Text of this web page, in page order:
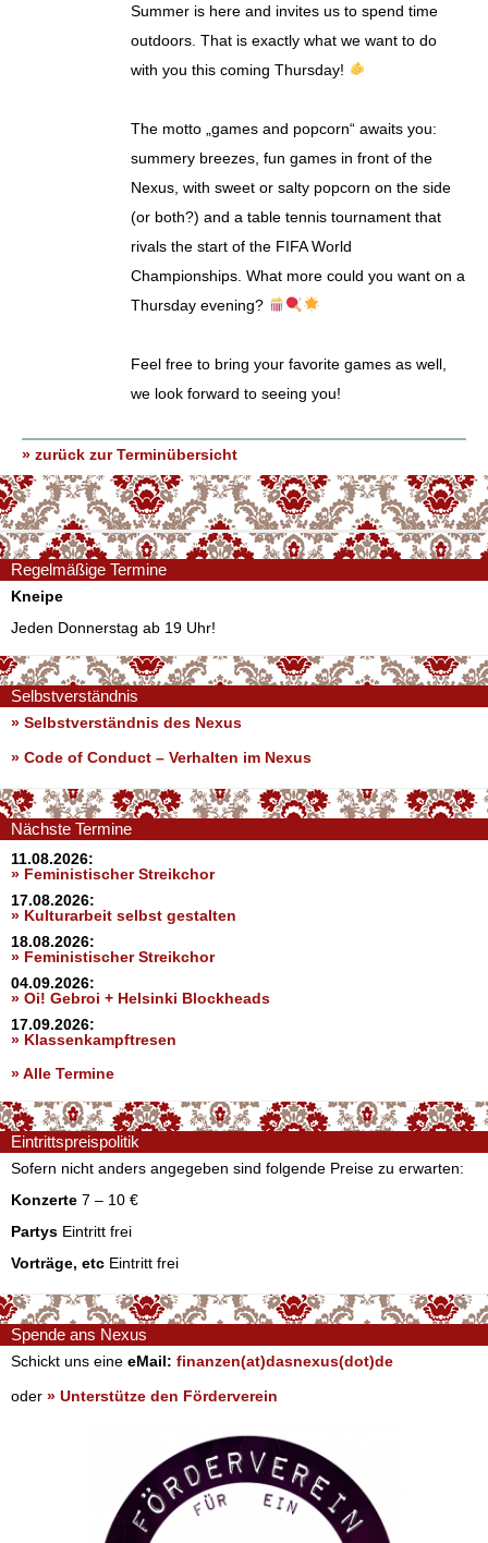
Summer is here and invites us to spend time
outdoors. That is exactly what we want to do
with you this coming Thursday!
The motto „games and popcorn“ awaits you:
summery breezes, fun games in front of the
Nexus, with sweet or salty popcorn on the side
(or both?) and a table tennis tournament that
rivals the start of the FIFA World
Championships. What more could you want on a
Thursday evening?
Feel free to bring your favorite games as well,
we look forward to seeing you!
» zurück zur Terminübersicht
Regelmäßige Termine
Kneipe
Jeden Donnerstag ab 19 Uhr!
Selbstverständnis
» Selbstverständnis des Nexus
» Code of Conduct – Verhalten im Nexus
Nächste Termine
11.08.2026:
» Feministischer Streikchor
17.08.2026:
» Kulturarbeit selbst gestalten
18.08.2026:
» Feministischer Streikchor
04.09.2026:
» Oi! Gebroi + Helsinki Blockheads
17.09.2026:
» Klassenkampftresen
» Alle Termine
Eintrittspreispolitik
Sofern nicht anders angegeben sind folgende Preise zu erwarten:
Konzerte 7 – 10 €
Partys Eintritt frei
Vorträge, etc Eintritt frei
Spende ans Nexus
Schickt uns eine eMail: finanzen(at)dasnexus(dot)de
oder » Unterstütze den Förderverein